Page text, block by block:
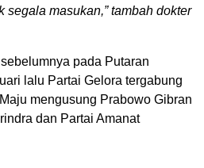
segala masukan,” tambah dokter
pada Putaran
lalu Partai Gelora tergabung
mengusung Prabowo Gibran
dan Partai Amanat